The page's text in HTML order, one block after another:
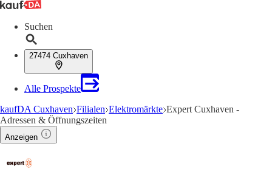
Suchen
27474 Cuxhaven
Alle Prospekte
kaufDA Cuxhaven Filialen Elektromärkte Expert Cuxhaven -
Adressen & Öffnungszeiten
Anzeigen